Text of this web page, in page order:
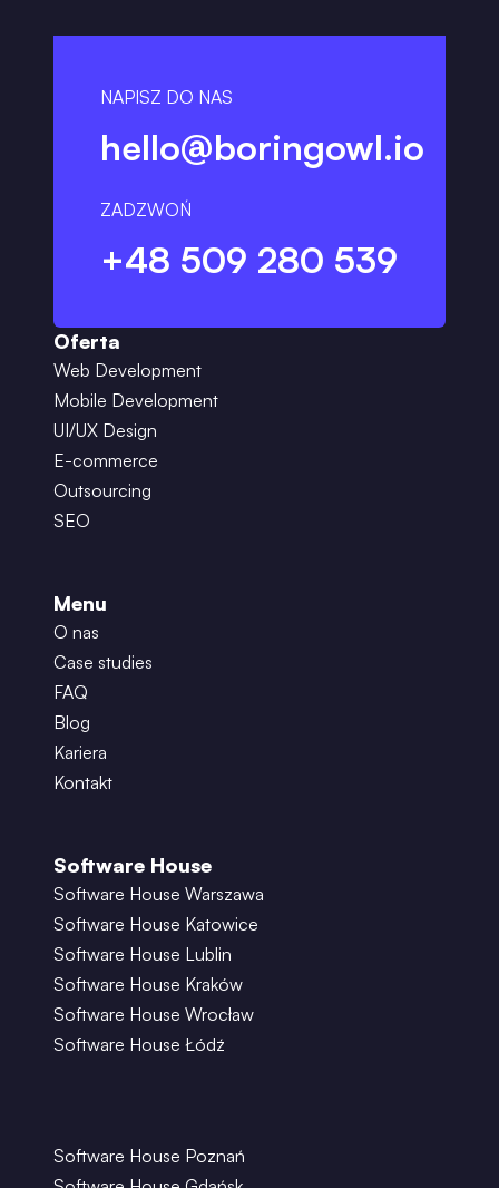
NAPISZ DO NAS
hello@boringowl.io
ZADZWOŃ
+48 509 280 539
Oferta
Web Development
Mobile Development
UI/UX Design
E-commerce
Outsourcing
SEO
Menu
O nas
Case studies
FAQ
Blog
Kariera
Kontakt
Software House
Software House Warszawa
Software House Katowice
Software House Lublin
Software House Kraków
Software House Wrocław
Software House Łódź
Software House Poznań